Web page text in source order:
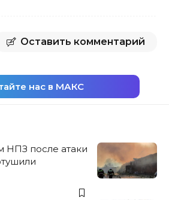
Оставить комментарий
нас в МАКС
НПЗ после атаки